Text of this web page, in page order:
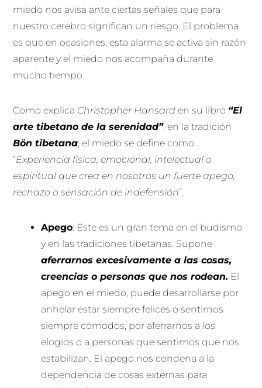
miedo nos avisa ante ciertas señales que para
nuestro cerebro significan un riesgo. El problema
es que en ocasiones, esta alarma se activa sin razón
aparente y el miedo nos acompaña durante
mucho tiempo.
Como explica Christopher Hansarden su libro “El
arte tibetano de la serenidad”, en la tradición
Bön tibetana, el miedo se define como…
“Experiencia física, emocional, intelectual o
espiritual que crea en nosotros un fuerte apego,
rechazo o sensación de indefensión”.
Apego: Este es un gran tema en el budismo
y en las tradiciones tibetanas. Supone
aferrarnos excesivamente a las cosas,
creencias o personas que nos rodean. El
apego en el miedo, puede desarrollarse por
anhelar estar siempre felices o sentirnos
siempre cómodos, por aferrarnos a los
elogios o a personas que sentimos que nos
estabilizan. El apego nos condena a la
dependencia de cosas externas para